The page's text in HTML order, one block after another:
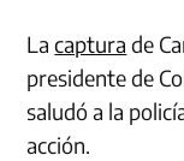
Lacaptura de
presidente de
saludó a la
acción.